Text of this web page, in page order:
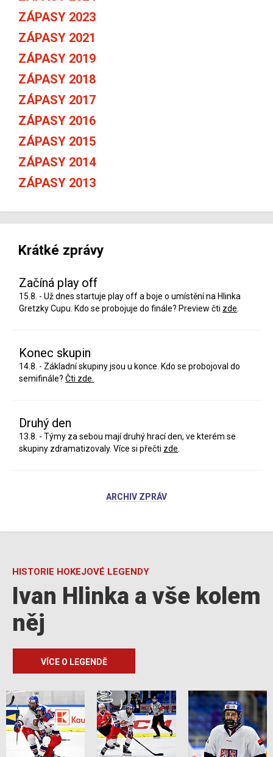
ZÁPASY 2023
ZÁPASY 2021
ZÁPASY 2019
ZÁPASY 2018
ZÁPASY 2017
ZÁPASY 2016
ZÁPASY 2015
ZÁPASY 2014
ZÁPASY 2013
Krátké zprávy
Začíná play off
15.8. - Už dnes startuje play off a boje o umístění na Hlinka
Gretzky Cupu. Kdo se probojuje do finále? Preview čti zde
Konec skupin
14.8. - Základní skupiny jsou u konce. Kdo se probojoval do
semifinále? Čti zde.
Druhý den
13.8. - Týmy za sebou mají druhý hrací den, ve kterém se
skupiny zdramatizovaly. Více si přečti zde
ARCHIV ZPRÁV
HISTORIE HOKEJOVÉ LEGENDY
Ivan Hlinka a vše kolem
něj
VÍCE O LEGENDĚ